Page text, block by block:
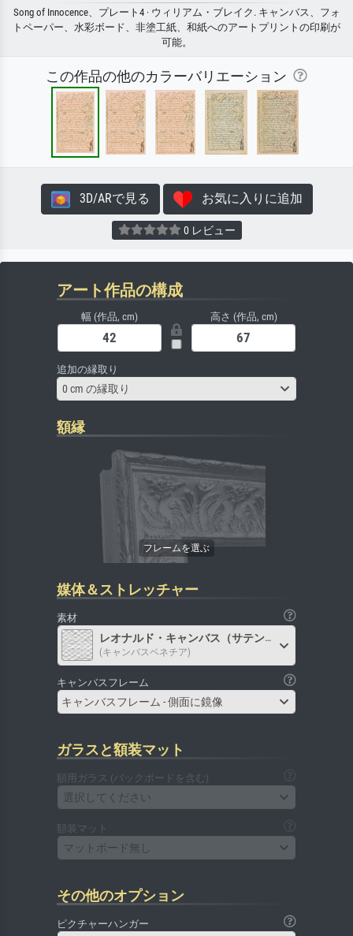
Song of Innocence、プレート4 · ウィリアム・ブレイク. キャンバス、フォ
トペーパー、水彩ボード、非塗工紙、和紙へのアートプリントの印刷が
可能。
この作品の他のカラーバリエーション
3D/ARで見る お気に入りに追加
0 レビュー
アート作品の構成
幅 (作品, cm) 高さ (作品, cm)
追加の縁取り
0 cm の縁取り
額縁
媒体＆ストレッチャー
素材
レオナルド・キャンバス（サテン）
(キャンバスベネチア)
キャンバスフレーム
キャンバスフレーム - 側面に鏡像
ガラスと額装マット
額用ガラス (バックボードを含む)
選択してください
額装マット
マットボード無し
その他のオプション
ピクチャーハンガー